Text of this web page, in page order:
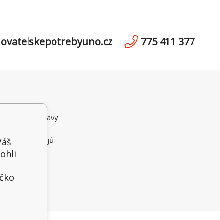
775 411 377
podmínky
dopravy
osobních údajů
řád